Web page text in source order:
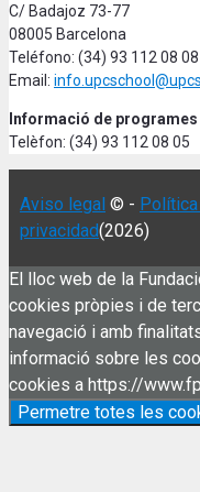
C/ Badajoz 73-77
08005 Barcelona
Teléfono: (34) 93 112 08 08
Email:
Informació de programes
Telèfon: (34) 93 112 08 05
Aviso legal © -
privacidad(2026)
El lloc web de la
cookies pròpies i de
navegació i amb
informació sobre les
cookies a https://
Permetre totes les